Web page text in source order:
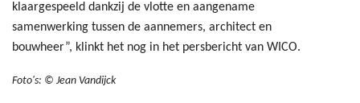
klaargespeeld dankzij de vlotte en aangename
samenwerking tussen de aannemers, architect en
bouwheer”, klinkt het nog in het persbericht van WICO.
Foto's: © Jean Vandijck